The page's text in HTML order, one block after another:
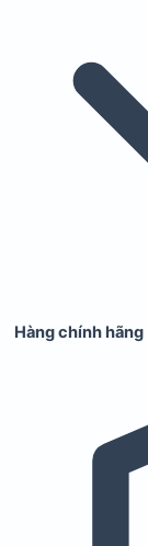
Hàng chính hãng